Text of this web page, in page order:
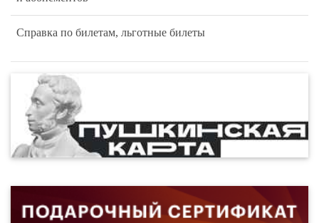
Справка по билетам, льготные билеты